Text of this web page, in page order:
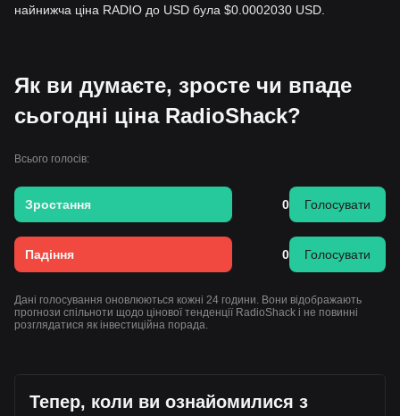
найнижча ціна RADIO до USD була $0.0002030 USD.
Як ви думаєте, зросте чи впаде
сьогодні ціна RadioShack?
Всього голосів:
Зростання 0 Голосувати
Падіння 0 Голосувати
Дані голосування оновлюються кожні 24 години. Вони відображають
прогнози спільноти щодо цінової тенденції RadioShack і не повинні
розглядатися як інвестиційна порада.
Тепер, коли ви ознайомилися з